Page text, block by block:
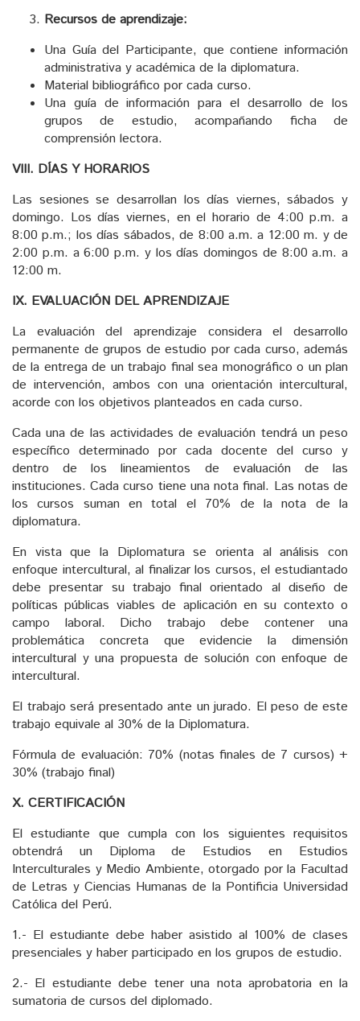
Recursos de aprendizaje:
Una Guía del Participante, que contiene información
administrativa y académica de la diplomatura.
Material bibliográfico por cada curso.
Una guía de información para el desarrollo de los
grupos de estudio, acompañando ficha de
comprensión lectora.
VIII. DÍAS Y HORARIOS
Las sesiones se desarrollan los días viernes, sábados y
domingo. Los días viernes, en el horario de 4:00 p.m. a
8:00 p.m.; los días sábados, de 8:00 a.m. a 12:00 m. y de
2:00 p.m. a 6:00 p.m. y los días domingos de 8:00 a.m. a
12:00 m.
IX. EVALUACIÓN DEL APRENDIZAJE
La evaluación del aprendizaje considera el desarrollo
permanente de grupos de estudio por cada curso, además
de la entrega de un trabajo final sea monográfico o un plan
de intervención, ambos con una orientación intercultural,
acorde con los objetivos planteados en cada curso.
Cada una de las actividades de evaluación tendrá un peso
específico determinado por cada docente del curso y
dentro de los lineamientos de evaluación de las
instituciones. Cada curso tiene una nota final. Las notas de
los cursos suman en total el 70% de la nota de la
diplomatura.
En vista que la Diplomatura se orienta al análisis con
enfoque intercultural, al finalizar los cursos, el estudiantado
debe presentar su trabajo final orientado al diseño de
políticas públicas viables de aplicación en su contexto o
campo laboral. Dicho trabajo debe contener una
problemática concreta que evidencie la dimensión
intercultural y una propuesta de solución con enfoque de
intercultural.
El trabajo será presentado ante un jurado. El peso de este
trabajo equivale al 30% de la Diplomatura.
Fórmula de evaluación: 70% (notas finales de 7 cursos) +
30% (trabajo final)
X. CERTIFICACIÓN
El estudiante que cumpla con los siguientes requisitos
obtendrá un Diploma de Estudios en Estudios
Interculturales y Medio Ambiente, otorgado por la Facultad
de Letras y Ciencias Humanas de la Pontificia Universidad
Católica del Perú.
1.- El estudiante debe haber asistido al 100% de clases
presenciales y haber participado en los grupos de estudio.
2.- El estudiante debe tener una nota aprobatoria en la
sumatoria de cursos del diplomado.